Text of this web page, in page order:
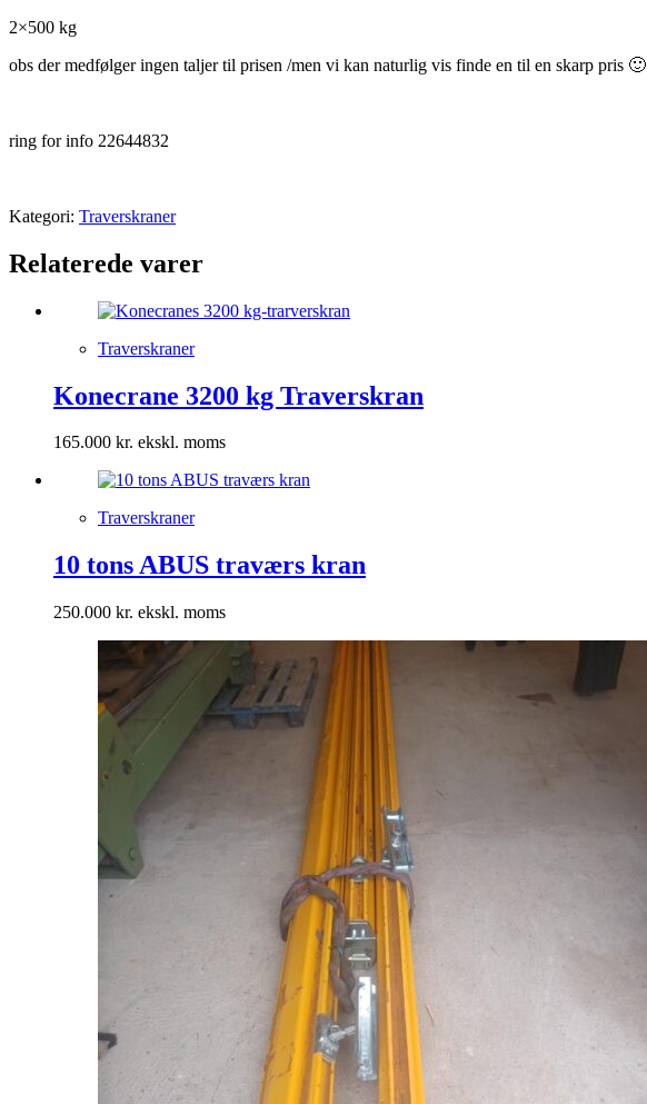
2×500 kg
obs der medfølger ingen taljer til prisen /men vi kan naturlig vis finde en til en skarp pris 🙂
ring for info 22644832
Kategori: Traverskraner
Relaterede varer
Traverskraner
Konecrane 3200 kg Traverskran
165.000 kr.
Traverskraner
10 tons ABUS traværs kran
250.000 kr.